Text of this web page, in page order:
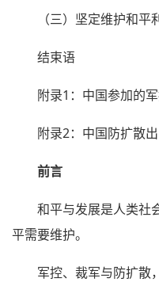
（三）坚定维护和
结束语
附录1：中国参加的
附录2：中国防扩散
前言
和平与发展是人类社
平需要维护。
军控、裁军与防扩散